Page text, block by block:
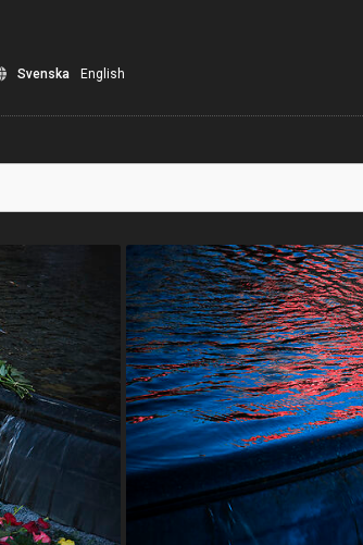
Svenska English